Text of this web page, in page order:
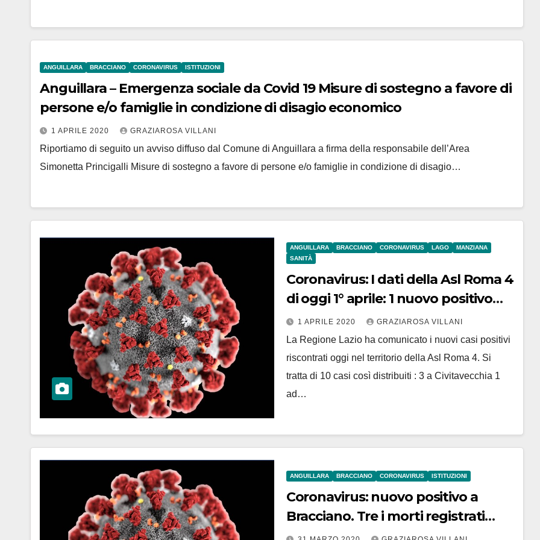
ANGUILLARA BRACCIANO CORONAVIRUS ISTITUZIONI
Anguillara – Emergenza sociale da Covid 19 Misure di sostegno a favore di
persone e/o famiglie in condizione di disagio economico
1 APRILE 2020 GRAZIAROSA VILLANI
Riportiamo di seguito un avviso diffuso dal Comune di Anguillara a firma della responsabile dell’Area
Simonetta Princigalli Misure di sostegno a favore di persone e/o famiglie in condizione di disagio…
ANGUILLARA BRACCIANO CORONAVIRUS LAGO
MANZIANA
SANITÀ
Coronavirus: I dati della Asl Roma 4
di oggi 1° aprile: 1 nuovo positivo
Bracciano, 1 ad Anguillara
1 APRILE 2020 GRAZIAROSA VILLANI
La Regione Lazio ha comunicato i nuovi casi positivi
riscontrati oggi nel territorio della Asl Roma 4. Si
tratta di 10 casi così distribuiti : 3 a Civitavecchia 1
ad…
ANGUILLARA BRACCIANO CORONAVIRUS ISTITUZIONI
Coronavirus: nuovo positivo a
Bracciano. Tre i morti registrati
oggi